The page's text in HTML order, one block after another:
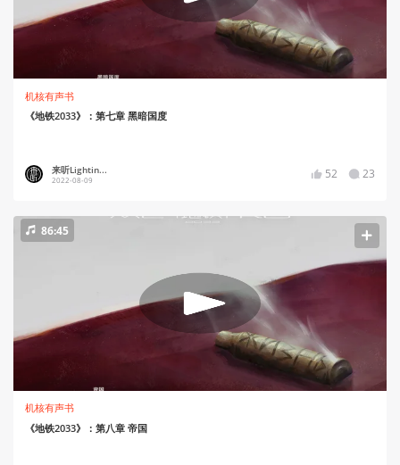
机核有声书
《地铁2033》：第七章 黑暗国度
来听Lightin...
2022-08-09 52 23
86:45
机核有声书
《地铁2033》：第八章 帝国